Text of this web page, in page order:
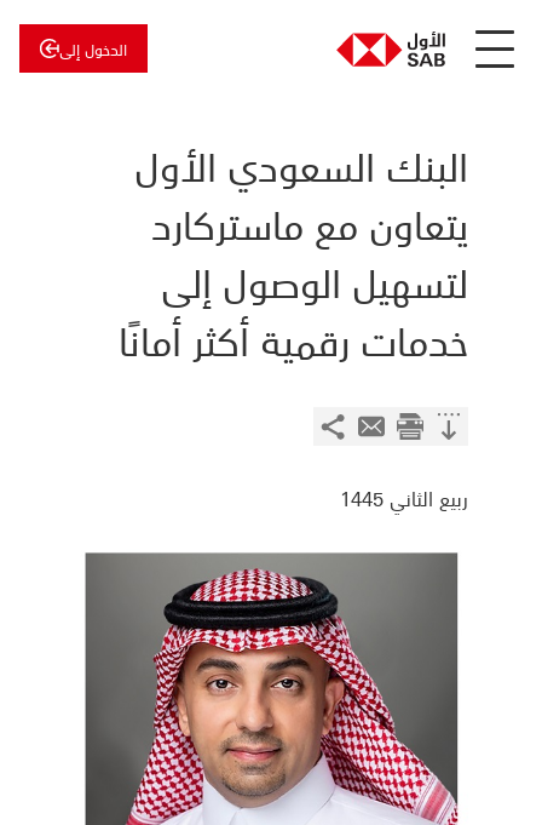
الدخول إلى
للاستثمار
البنك السعودي الأول
يتعاون مع ماستركارد
لتسهيل الوصول إلى
خدمات رقمية أكثر أمانًا
ربيع الثاني 1445